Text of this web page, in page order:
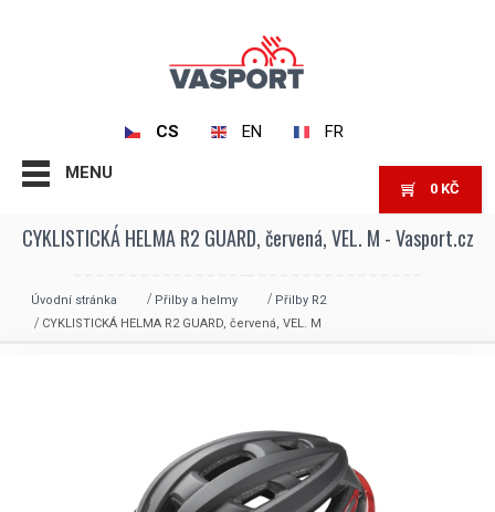
CS EN FR
MENU
0 KČ
CYKLISTICKÁ HELMA R2 GUARD, červená, VEL. M - Vasport.cz
Úvodní stránka Přilby a helmy
Přilby R2
CYKLISTICKÁ HELMA R2 GUARD, červená, VEL. M